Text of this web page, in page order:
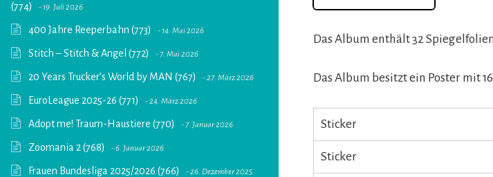
(774)
19. Juli 2026
400 Jahre Reeperbahn (773) 14. Mai 2026
Stitch – Stitch & Angel (772) 7. Mai 2026
20 Years Trucker’s World by MAN (767) 27. März 2026
EuroLeague 2025-26 (771) 24. März 2026
Adopt me! Traum-Haustiere (770) 7. Januar 2026
Zoomania 2 (768) 6. Januar 2026
Frauen Bundesliga 2025/2026 (766) 26. Dezember 2025
Das Album enthält 32
Das Album besitzt ein Poster mit
Sticker
Sticker